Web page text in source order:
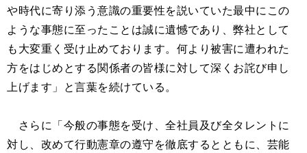
や時代に寄り添う意識の重要性を説いていた最中にこの
ような事態に至ったことは誠に遺憾であり、弊社として
も大変重く受け止めております。何より被害に遭われた
方をはじめとする関係者の皆様に対して深くお詫び申し
上げます」と言葉を続けている。
さらに「今般の事態を受け、全社員及び全タレントに
対し、改めて行動憲章の遵守を徹底するとともに、芸能